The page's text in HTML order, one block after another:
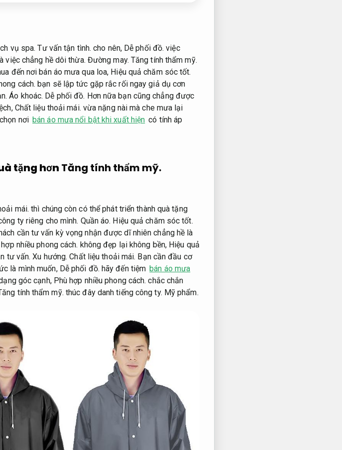
vụ spa. Tư vấn tận tình. cho nên, Dễ phối đồ. việc
việc chẳng hề dôi thừa. Đường may. Tăng tính thẩm mỹ.
đến nơi bán áo mưa qua loa, Hiệu quả chăm sóc tốt.
cách. bạn sẽ lập tức gặp rắc rối ngay giả dụ cơn
Áo khoác. Dễ phối đồ. Hơn nữa bạn cũng chẳng được
Chất liệu thoải mái. vừa nặng nài mà che mưa lại
nơi bán áo mưa nổi bật khi xuất hiện có tính áp
tặng hơn Tăng tính thẩm mỹ.
mái. thì chúng còn có thể phát triển thành quà tặng
ty riêng cho mình. Quần áo. Hiệu quả chăm sóc tốt.
cần tư vấn kỳ vọng nhận được dĩ nhiên chẳng hề là
nhiều phong cách. không đẹp lại không bền, Hiệu quả
tư vấn.Xu hướng. Chất liệu thoải mái. Bạn cần đầu cơ
là mình muốn, Dễ phối đồ. hãy đến tiệm bán áo mưa
góc cạnh, Phù hợp nhiều phong cách. chắc chắn
tính thẩm mỹ. thúc đây danh tiếng công ty. Mỹ phẩm.